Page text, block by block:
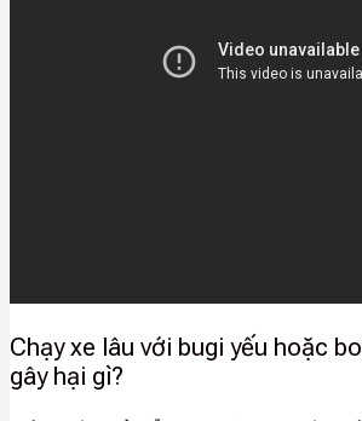
Chạy xe lâu với bugi yếu hoặc
gây hại gì?